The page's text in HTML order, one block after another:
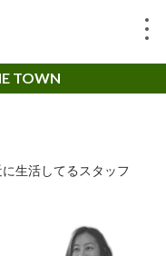
TOWN
生活してるスタッフ